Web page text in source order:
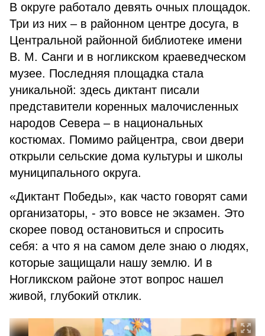
В округе работало девять очных площадок.
Три из них – в районном центре досуга, в
Центральной районной библиотеке имени
В. М. Санги и в ногликском краеведческом
музее. Последняя площадка стала
уникальной: здесь диктант писали
представители коренных малочисленных
народов Севера – в национальных
костюмах. Помимо райцентра, свои двери
открыли сельские дома культуры и школы
муниципального округа.
«Диктант Победы», как часто говорят сами
организаторы, - это вовсе не экзамен. Это
скорее повод остановиться и спросить
себя: а что я на самом деле знаю о людях,
которые защищали нашу землю. И в
Ногликском районе этот вопрос нашел
живой, глубокий отклик.